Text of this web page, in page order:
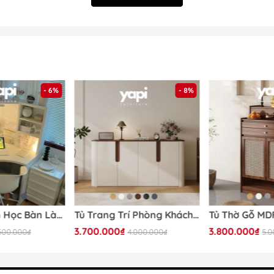
tham khảo kĩ thông tin về sản phẩm trước khi đặt và nhận
Mã sản phẩm:
Yapi-TK005
- 6%
Bàn Góc, Bàn Học Bàn Làm Việc Đa Năng 100x100x142cm Có Kệ Để Đồ Siêu Tiện Dụng Yapi-418
- 8%
Tủ Trang Trí Phòng Khách Góc Bo Tròn Phong Cách Hiện Đại Tối Giản 198x40x90cm Yapi-121
3.700.000₫ 4.000.000₫
3.800.000₫